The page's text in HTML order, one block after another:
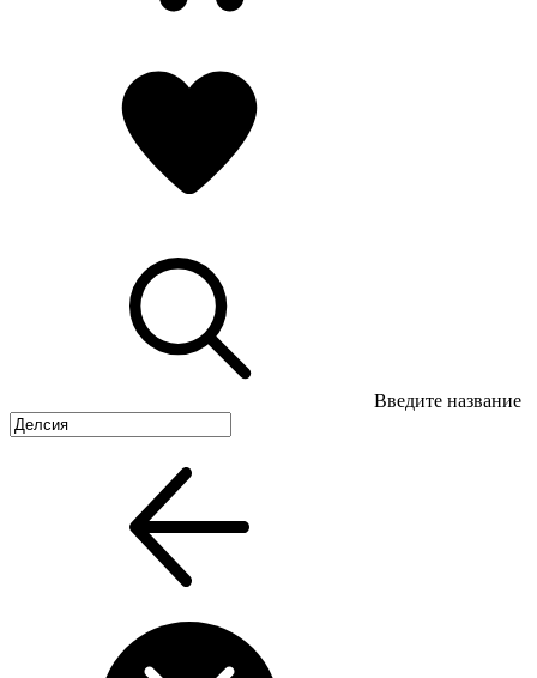
Введите название